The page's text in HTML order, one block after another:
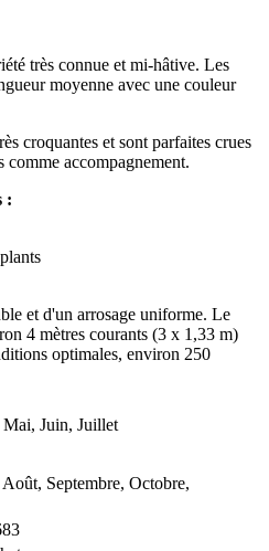
très connue et mi-hâtive. Les
moyenne avec une couleur
croquantes et sont parfaites crues
accompagnement.
:
et d'un arrosage uniforme. Le
4 mètres courants (3 x 1,33 m)
optimales, environ 250
Juin, Juillet
Septembre, Octobre,